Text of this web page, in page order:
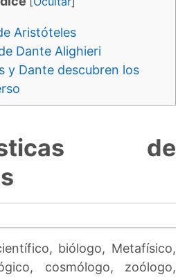
Aristóteles
Dante Alighieri
y Dante descubren los
de
biólogo, Metafísico,
cosmólogo, zoólogo,